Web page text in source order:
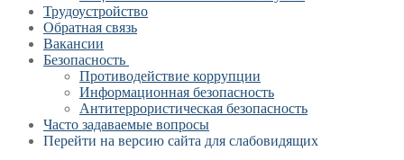
Трудоустройство
Обратная связь
Вакансии
Безопасность
Противодействие коррупции
Информационная безопасность
Антитеррористическая безопасность
Часто задаваемые вопросы
Перейти на версию сайта для слабовидящих